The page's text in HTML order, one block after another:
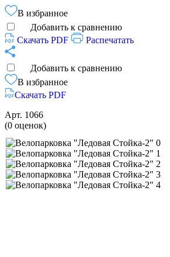
В избранное
Добавить к сравнению
Скачать PDF
Распечатать
Добавить к сравнению
В избранное
Скачать PDF
Арт. 1066
(0 оценок)